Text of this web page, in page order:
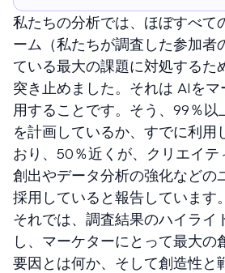
私たちの分析では、ほぼすべて
ーム（私たちが調査した参加者
ている最大の課題に対処するた
突き止めました。それは AIを
用することです。そう、99％以
を計画しているか、すでに利用
おり、50％近くが、クリエイ
創出やデータ分析の強化などの
採用していると報告しています。
それでは、調査結果のハイライ
し、マーケターにとって最大の
要因とは何か、そして創造性と